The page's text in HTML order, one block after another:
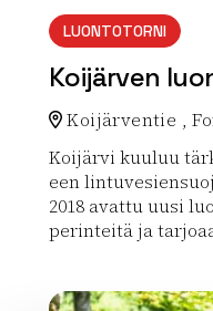
LUONTOTORNI
Koijärven
Koijärventie ,
Koijärvi kuuluu
een
2018 avattu uusi
perinteitä ja